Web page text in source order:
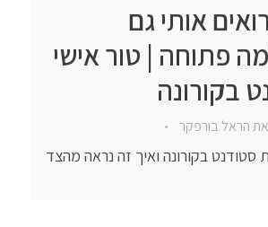
אותי גם
פתוחה | טור אישי
בקורונה
הראל בורפקר
סטודנט בקורונה ואיך זה נראה מהצד